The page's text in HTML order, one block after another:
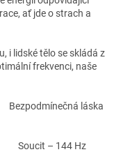
ať jde o strach a
i lidské tělo se skládá z
frekvenci, naše
Bezpodmínečná láska
Soucit – 144 Hz